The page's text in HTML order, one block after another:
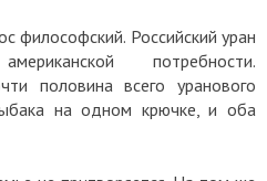
философский. Российский уран
потребности.
половина всего уранового
на одном крючке, и оба